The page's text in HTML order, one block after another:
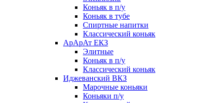
Коньяк в п/у
Коньяк в тубе
Спиртные напитки
Классический коньяк
АрАрАт ЕКЗ
Элитные
Коньяк в п/у
Классический коньяк
Иджеванский ВКЗ
Марочные коньяки
Коньяки п/у